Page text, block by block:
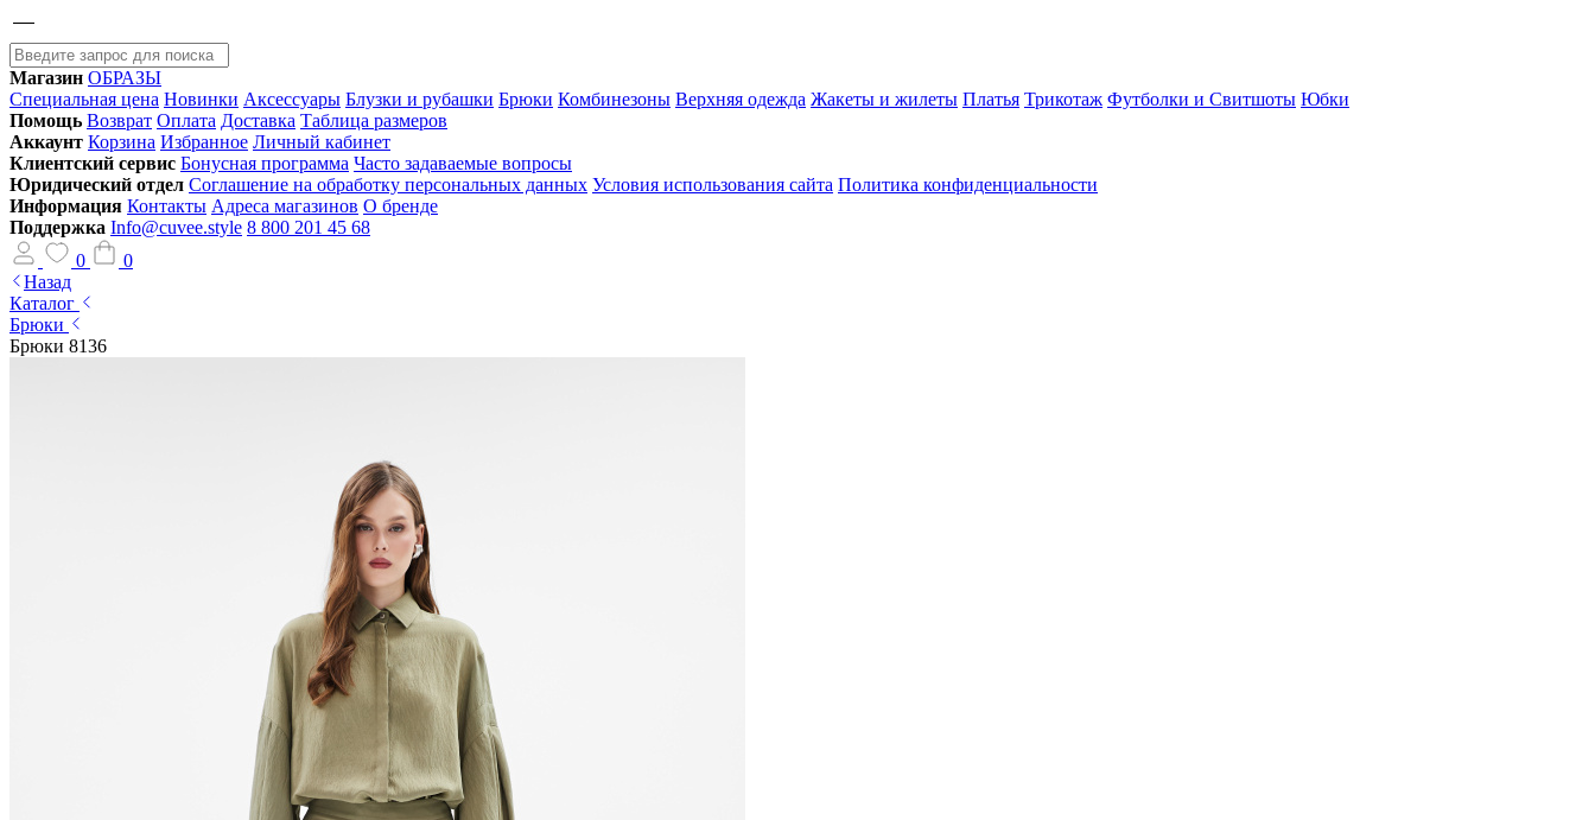
Магазин ОБРАЗЫ
Специальная цена Новинки Аксессуары Блузки и рубашки Брюки Комбинезоны Верхняя одежда Жакеты и жилеты Платья Трикотаж Футболки и Свитшоты Юбки
Помощь Возврат Оплата Доставка Таблица размеров
Аккаунт Корзина Избранное Личный кабинет
Клиентский сервис Бонусная программа Часто задаваемые вопросы
Юридический отдел Соглашение на обработку персональных данных Условия использования сайта Политика конфиденциальности
Информация Контакты Адреса магазинов О бренде
Поддержка Info@cuvee.style 8 800 201 45 68
0
0
Назад
Каталог
Брюки
Брюки 8136